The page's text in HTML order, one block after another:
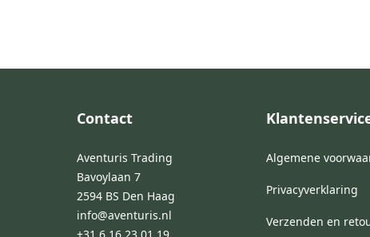
Contact
Aventuris Trading
Bavoylaan 7
2594 BS Den Haag
info@aventuris.nl
Algemene
Privacyverklaring
Verzenden en